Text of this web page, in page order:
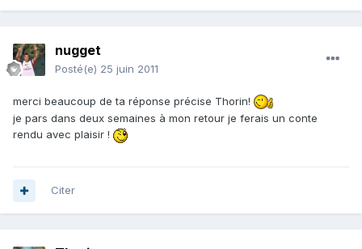
nugget
Posté(e) 25 juin 2011
merci beaucoup de ta réponse précise Thorin!
je pars dans deux semaines à mon retour je ferais un conte
rendu avec plaisir !
Citer